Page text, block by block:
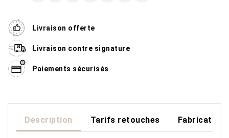
Livraison offerte
Livraison contre signature
Paiements sécurisés
Description Tarifs retouches Fabrication